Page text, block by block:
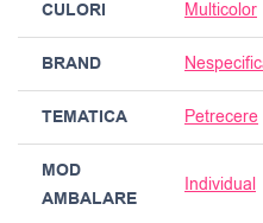
CULORI Multicolor
BRAND
TEMATICA Petrecere
MOD
AMBALARE
Individual